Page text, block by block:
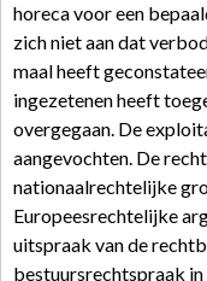
horeca voor een
zich niet aan dat
maal heeft
ingezetenen heeft
overgegaan. De
aangevochten. De
nationaalrechtelijke
Europeesrechtelijke
uitspraak van de
bestuursrechtspraak